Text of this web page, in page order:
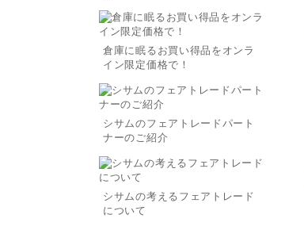
倉庫に眠るお買い得品をオンラ
イン限定価格で！
シサムのフェアトレードパート
ナーのご紹介
シサムの考えるフェアトレード
について